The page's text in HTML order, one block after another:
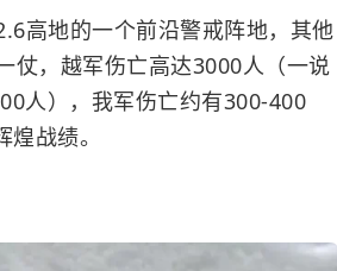
高地的一个前沿警戒阵地，其他
仗，越军伤亡高达3000人（一说
人），我军伤亡约有300-400
战绩。